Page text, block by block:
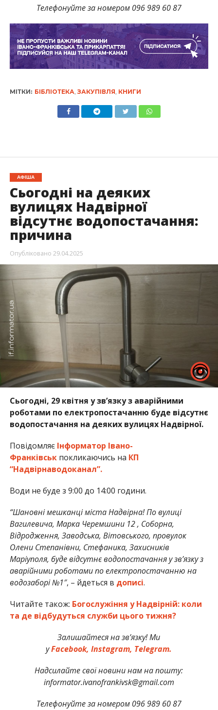
Телефонуйте за номером 096 989 60 87
МІТКИ: БІБЛІОТЕКА, ЗАКУПІВЛЯ, КНИГИ
АФІША
Сьогодні на деяких
вулицях Надвірної
відсутнє водопостачання:
причина
Опубліковано 29.04.2025
Сьогодні, 29 квітня у зв’язку з аварійними
роботами по електропостачанню буде відсутнє
водопостачання на деяких вулицях Надвірної.
Повідомляє Інформатор Івано-
Франківськпокликаючись на КП
“Надвірнаводоканал”.
Води не буде з 9:00 до 14:00 години.
“Шановні мешканці міста Надвірна! По вулиці
Вагилевича, Марка Черемшини 12 , Соборна,
Відродження, Заводська, Вітовського, провулок
Олени Степанівни, Стефаника, Захисників
Маріуполя, буде відсутнє водопостачання у зв’язку з
аварійними роботами по електропостачанню на
водозаборі №1″, – йдеться в дописі.
Читайте також: Богослужіння у Надвірній: коли
та де відбудуться служби цього тижня?
Залишайтеся на зв’язку! Ми
уFacebook, Instagram, Telegram.
Надсилайте свої новини нам на пошту:
informator.ivanofrankivsk@gmail.com
Телефонуйте за номером 096 989 60 87